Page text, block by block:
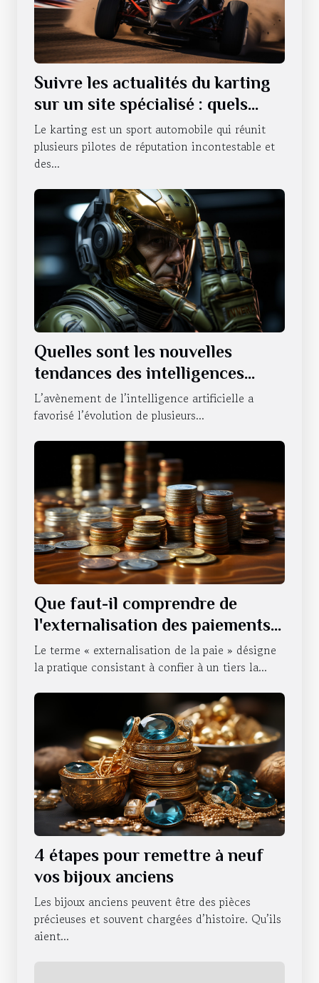
Suivre les actualités du karting
sur un site spécialisé : quels
sont les avantages qui en
découlent ?
Le karting est un sport automobile qui réunit
plusieurs pilotes de réputation incontestable et
des...
Quelles sont les nouvelles
tendances des intelligences
artificielles sur le statut du
NVIDIA ?
L’avènement de l’intelligence artificielle a
favorisé l’évolution de plusieurs...
Que faut-il comprendre de
l'externalisation des paiements
d'une entreprise ?
Le terme « externalisation de la paie » désigne
la pratique consistant à confier à un tiers la...
4 étapes pour remettre à neuf
vos bijoux anciens
Les bijoux anciens peuvent être des pièces
précieuses et souvent chargées d’histoire. Qu’ils
aient...